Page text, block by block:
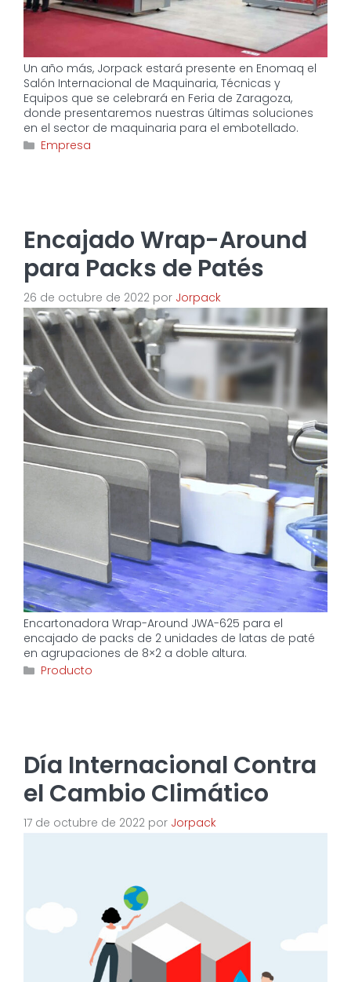
Un año más, Jorpack estará presente en Enomaq el
Salón Internacional de Maquinaria, Técnicas y
Equipos que se celebrará en Feria de Zaragoza,
donde presentaremos nuestras últimas soluciones
en el sector de maquinaria para el embotellado.
Categorías
Empresa
Encajado Wrap-Around
para Packs de Patés
26 de octubre de 2022 por Jorpack
Encartonadora Wrap-Around JWA-625 para el
encajado de packs de 2 unidades de latas de paté
en agrupaciones de 8×2 a doble altura.
Categorías
Producto
Día Internacional Contra
el Cambio Climático
17 de octubre de 2022 por Jorpack